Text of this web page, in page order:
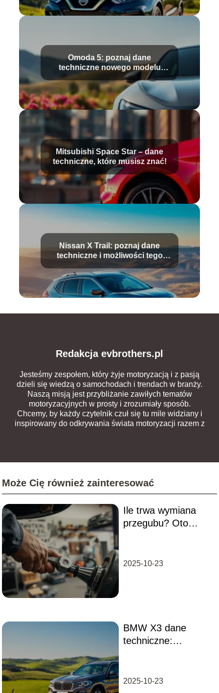
Omoda 5: poznaj dane
techniczne nowego modelu
samochodu
Mitsubishi Space Star – dane
techniczne, które musisz znać!
Nissan X Trail: poznaj dane
techniczne i możliwości tego
Redakcja evbrothers.pl
Jesteśmy zespołem, który żyje motoryzacją i z pasją
dzieli się wiedzą o samochodach i trendach w branży.
Naszą misją jest przybliżanie zawiłych tematów
motoryzacyjnych w prosty i zrozumiały sposób.
Chcemy, by każdy czytelnik czuł się tu mile widziany i
inspirowany do odkrywania świata motoryzacji razem z
Może Cię również zainteresować
Ile trwa wymiana
przegubu? Oto
2025-10-23
BMW X3 dane
techniczne:
modelu
2025-10-23